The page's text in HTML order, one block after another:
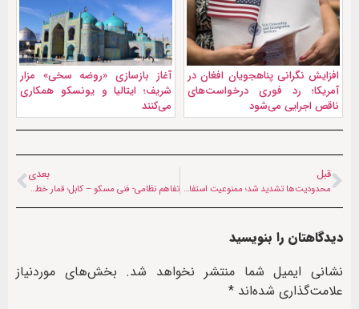
افزایش نگرانی پناهجویان افغان در
آمریکا؛ رد فوری درخواست‌های
ناقص اجرایی می‌شود
آغاز بازسازی «روضه سخی» مزار
شریف؛ ایتالیا و یونسکو همکاری
می‌کنند
قبل
محدودیت‌ها تشدید شد؛ ممنوعیت استفاده از تلفن‌ هوشمند در مدارس
بعدی
تفاهم نظامی- فنی مسکو – کابل؛ قمار خطرناک با طالبان یا بازگشت روسیه به افغانستان؟
دیدگاهتان را بنویسید
نشانی ایمیل شما منتشر نخواهد شد. بخش‌های موردنیاز
علامت‌گذاری شده‌اند *